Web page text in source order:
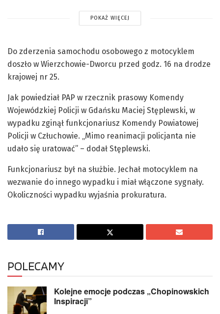
POKAŻ WIĘCEJ
Do zderzenia samochodu osobowego z motocyklem
doszło w Wierzchowie-Dworcu przed godz. 16 na drodze
krajowej nr 25.
Jak powiedział PAP w rzecznik prasowy Komendy
Wojewódzkiej Policji w Gdańsku Maciej Stęplewski, w
wypadku zginął funkcjonariusz Komendy Powiatowej
Policji w Człuchowie. „Mimo reanimacji policjanta nie
udało się uratować” – dodał Stęplewski.
Funkcjonariusz był na służbie. Jechał motocyklem na
wezwanie do innego wypadku i miał włączone sygnały.
Okoliczności wypadku wyjaśnia prokuratura.
POLECAMY
Kolejne emocje podczas „Chopinowskich
Inspiracji”